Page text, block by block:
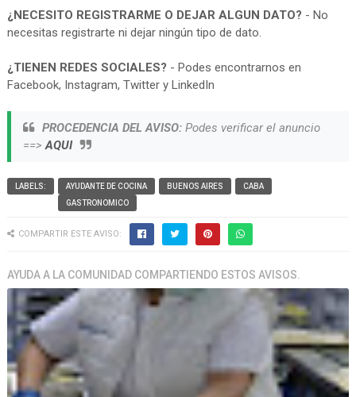
¿NECESITO REGISTRARME O DEJAR ALGUN DATO? - No
necesitas registrarte ni dejar ningún tipo de dato.
¿TIENEN REDES SOCIALES? - Podes encontrarnos en
Facebook, Instagram, Twitter y LinkedIn
PROCEDENCIA DEL AVISO:Podes verificar el anuncio
==>AQUI
LABELS: AYUDANTE DE COCINA BUENOS AIRES
CABA
GASTRONOMICO
COMPARTIR ESTE AVISO:
AYUDA A LA COMUNIDAD COMPARTIENDO ESTOS AVISOS.